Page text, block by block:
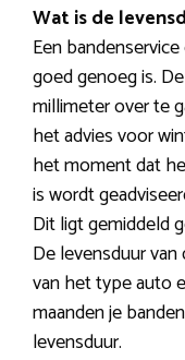
Wat is de
Een
goed genoeg is.
millimeter over te
het advies voor
het moment dat
is wordt
Dit ligt gemiddeld
De levensduur
van het type auto
maanden je
levensduur.